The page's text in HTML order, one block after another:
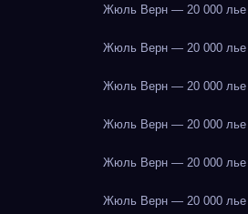
Жюль Верн — 20 000 лье
Жюль Верн — 20 000 лье
Жюль Верн — 20 000 лье
Жюль Верн — 20 000 лье
Жюль Верн — 20 000 лье
Жюль Верн — 20 000 лье